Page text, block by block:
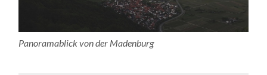
Panoramablick von der Madenburg